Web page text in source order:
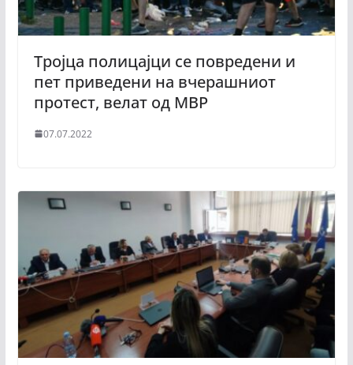
Тројца полицајци се повредени и
пет приведени на вчерашниот
протест, велат од МВР
07.07.2022